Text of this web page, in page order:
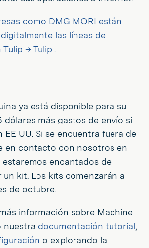
como DMG MORI están
las líneas de
→ Tulip .
ya está disponible para su
dólares más gastos de envío si
EE UU. Si se encuentra fuera de
en contacto con nosotros en
estaremos encantados de
un kit. Los kits comenzarán a
de octubre.
información sobre Machine
nuestra documentación tutorial,
o explorando la